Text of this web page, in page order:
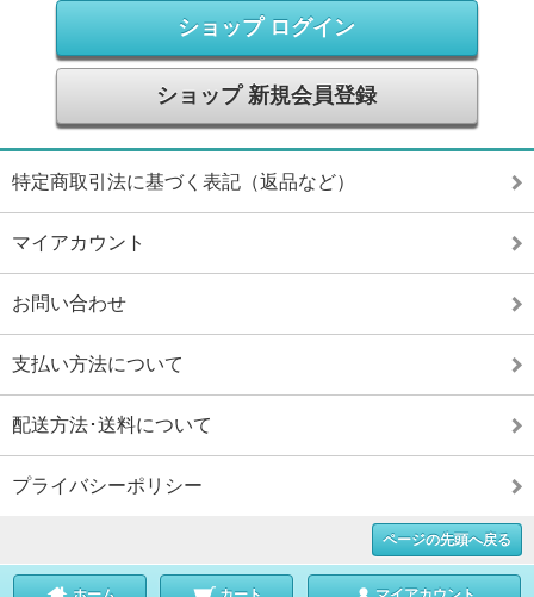
ショップ ログイン
ショップ 新規会員登録
特定商取引法に基づく表記（返品など）
マイアカウント
お問い合わせ
支払い方法について
配送方法･送料について
プライバシーポリシー
ページの先頭へ戻る